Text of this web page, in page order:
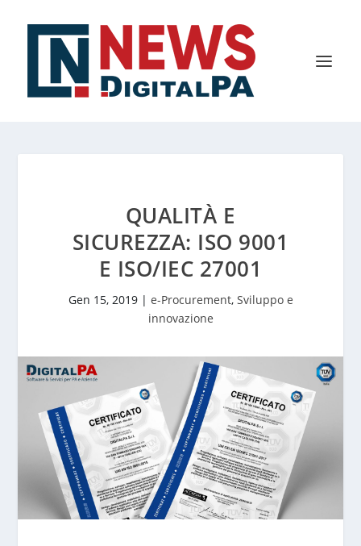
QUALITÀ E
SICUREZZA: ISO 9001
E ISO/IEC 27001
Gen 15, 2019| e-Procurement, Sviluppo e
innovazione